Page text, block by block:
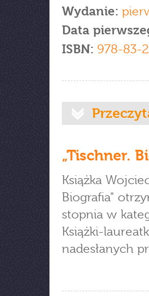
Wydanie:
Data
ISBN: 978-83-
„Tischner.
Książka
Biografia"
stopnia w
Książki-
nadesłanych